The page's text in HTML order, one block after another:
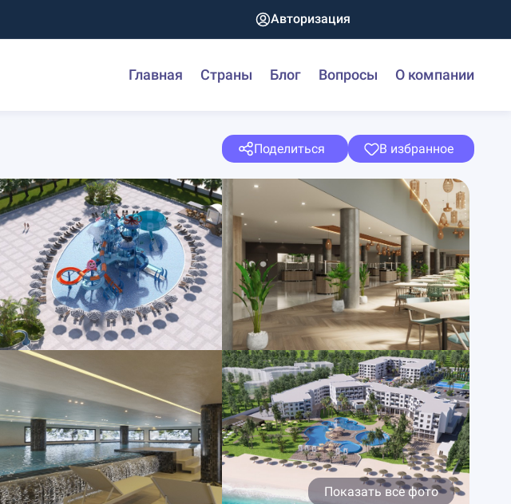
Авторизация
Главная Страны Блог Вопросы О компании
Поделиться В избранное
Показать все фото